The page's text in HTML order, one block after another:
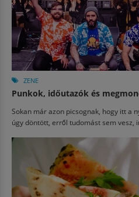
ZENE
Punkok, időutazók és
Sokan már azon picsognak, hogy itt a
úgy döntött, erről tudomást sem vesz,